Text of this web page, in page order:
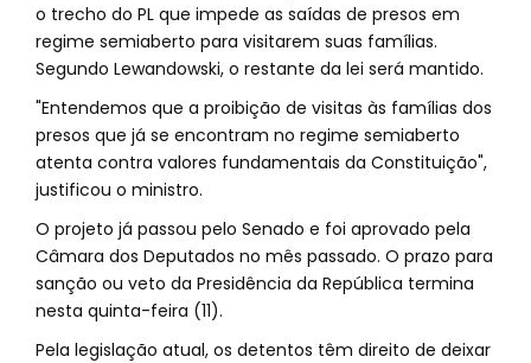
o trecho do PL que impede as saídas de presos em
regime semiaberto para visitarem suas famílias.
Segundo Lewandowski, o restante da lei será mantido.
"Entendemos que a proibição de visitas às famílias dos
presos que já se encontram no regime semiaberto
atenta contra valores fundamentais da Constituição",
justificou o ministro.
O projeto já passou pelo Senado e foi aprovado pela
Câmara dos Deputados no mês passado. O prazo para
sanção ou veto da Presidência da República termina
nesta quinta-feira (11).
Pela legislação atual, os detentos têm direito de deixar